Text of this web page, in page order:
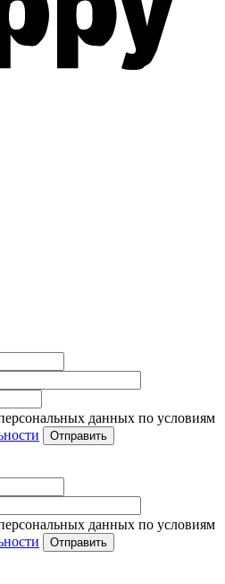
данных по условиям
данных по условиям